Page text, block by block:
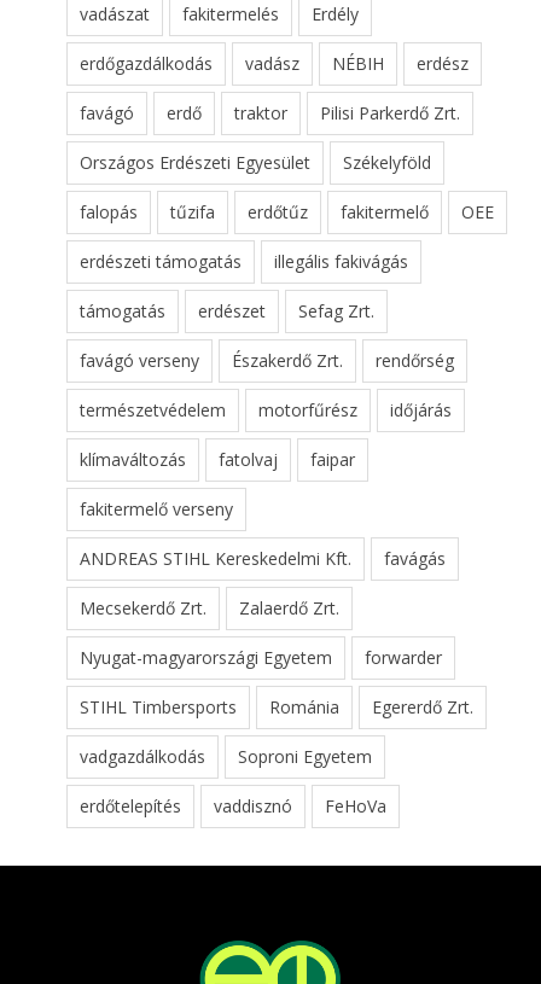
vadászat fakitermelés Erdély
erdőgazdálkodás vadász NÉBIH erdész
favágó erdő traktor Pilisi Parkerdő Zrt.
Országos Erdészeti Egyesület Székelyföld
falopás tűzifa erdőtűz fakitermelő OEE
erdészeti támogatás illegális fakivágás
támogatás erdészet Sefag Zrt.
favágó verseny Északerdő Zrt. rendőrség
természetvédelem motorfűrész időjárás
klímaváltozás fatolvaj faipar
fakitermelő verseny
ANDREAS STIHL Kereskedelmi Kft. favágás
Mecsekerdő Zrt. Zalaerdő Zrt.
Nyugat-magyarországi Egyetem forwarder
STIHL Timbersports Románia Egererdő Zrt.
vadgazdálkodás Soproni Egyetem
erdőtelepítés vaddisznó FeHoVa